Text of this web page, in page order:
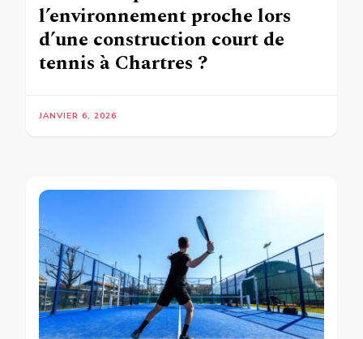
l’environnement proche lors
d’une construction court de
tennis à Chartres ?
JANVIER 6, 2026